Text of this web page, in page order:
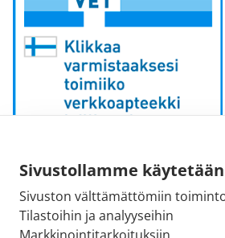
Sivustollamme
Sivuston välttämättömiin
Tilastoihin ja analyyseihin
Sähköpostiosoite:
kirjaamo [at] fimea.fi
Fimean vaihde: